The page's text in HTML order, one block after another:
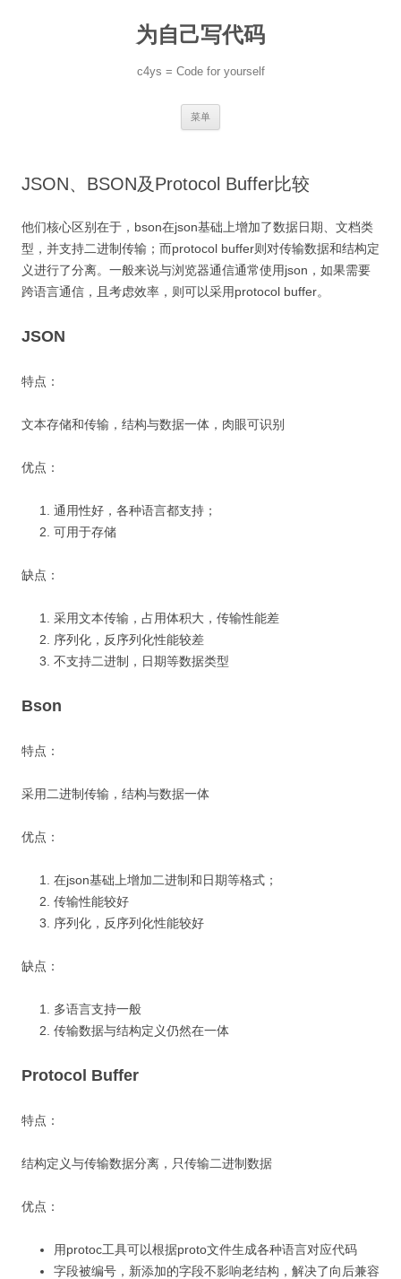
为自己写代码
c4ys = Code for yourself
菜单
JSON、BSON及Protocol Buffer比较
他们核心区别在于，bson在json基础上增加了数据日期、文档类
型，并支持二进制传输；而protocol buffer则对传输数据和结构定
义进行了分离。一般来说与浏览器通信通常使用json，如果需要
跨语言通信，且考虑效率，则可以采用protocol buffer。
JSON
特点：
文本存储和传输，结构与数据一体，肉眼可识别
优点：
通用性好，各种语言都支持；
可用于存储
缺点：
采用文本传输，占用体积大，传输性能差
序列化，反序列化性能较差
不支持二进制，日期等数据类型
Bson
特点：
采用二进制传输，结构与数据一体
优点：
在json基础上增加二进制和日期等格式；
传输性能较好
序列化，反序列化性能较好
缺点：
多语言支持一般
传输数据与结构定义仍然在一体
Protocol Buffer
特点：
结构定义与传输数据分离，只传输二进制数据
优点：
用protoc工具可以根据proto文件生成各种语言对应代码
字段被编号，新添加的字段不影响老结构，解决了向后兼容